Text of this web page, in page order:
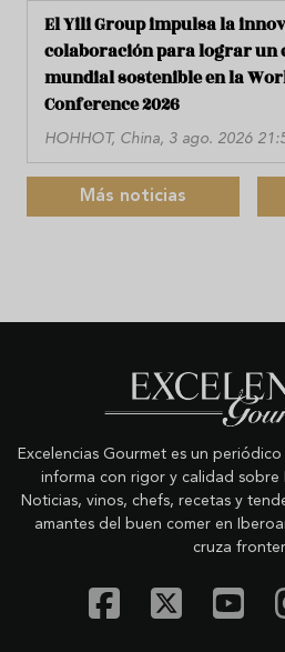
El Yili Group impulsa la
colaboración para lograr un
mundial sostenible en la
Conference 2026
HOHHOT, China, 3 ago. 2026
Más noticias
Excelencias Gourmet es un
informa con rigor y calidad sobre
Noticias, vinos, chefs, recetas y
amantes del buen comer en
cruza